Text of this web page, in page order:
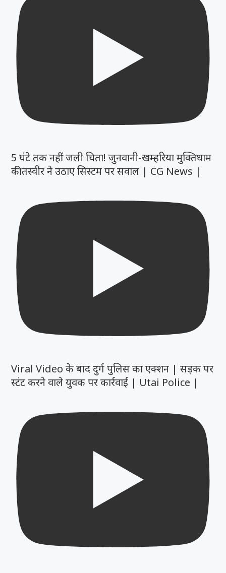
5 घंटे तक नहीं जली चिता! जुनवानी-खम्हरिया मुक्तिधाम
की तस्वीर ने उठाए सिस्टम पर सवाल | CG News |
Viral Video के बाद दुर्ग पुलिस का एक्शन | सड़क पर
स्टंट करने वाले युवक पर कार्रवाई | Utai Police |